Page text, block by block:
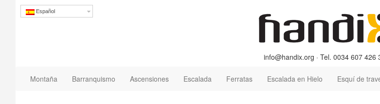
Español
info@handix.org · Tel. 0034 607 426
Montaña Barranquismo Ascensiones Escalada Ferratas Escalada en Hielo Esquí de